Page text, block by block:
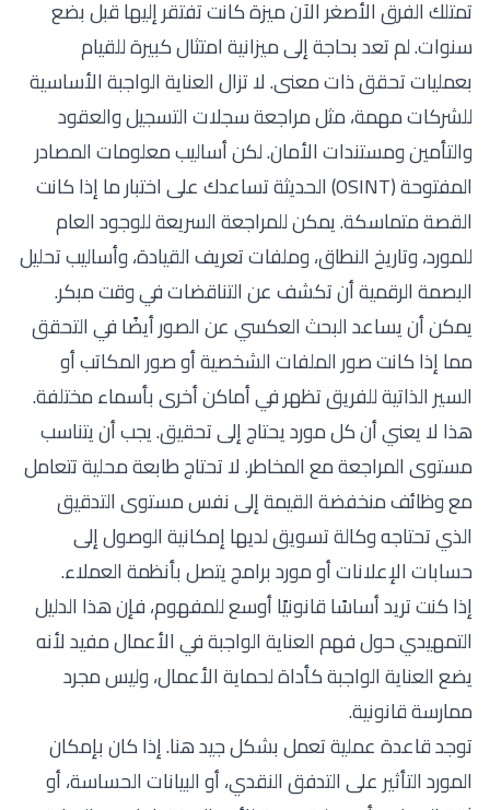
تمتلك الفرق الأصغر الآن ميزة كانت تفتقر إليها قبل بضع
سنوات. لم تعد بحاجة إلى ميزانية امتثال كبيرة للقيام
بعمليات تحقق ذات معنى. لا تزال العناية الواجبة الأساسية
للشركات مهمة، مثل مراجعة سجلات التسجيل والعقود
والتأمين ومستندات الأمان. لكن أساليب معلومات المصادر
المفتوحة (OSINT) الحديثة تساعدك على اختبار ما إذا كانت
القصة متماسكة. يمكن للمراجعة السريعة للوجود العام
للمورد، وتاريخ النطاق، وملفات تعريف القيادة، وأساليب تحليل
البصمة الرقميةأن تكشف عن التناقضات في وقت مبكر.
يمكن أن يساعد البحث العكسي عن الصور أيضًا في التحقق
مما إذا كانت صور الملفات الشخصية أو صور المكاتب أو
السير الذاتية للفريق تظهر في أماكن أخرى بأسماء مختلفة.
هذا لا يعني أن كل مورد يحتاج إلى تحقيق. يجب أن يتناسب
مستوى المراجعة مع المخاطر. لا تحتاج طابعة محلية تتعامل
مع وظائف منخفضة القيمة إلى نفس مستوى التدقيق
الذي تحتاجه وكالة تسويق لديها إمكانية الوصول إلى
حسابات الإعلانات أو مورد برامج يتصل بأنظمة العملاء.
إذا كنت تريد أساسًا قانونيًا أوسع للمفهوم، فإن هذا الدليل
التمهيدي حولفهم العناية الواجبة في الأعمالمفيد لأنه
يضع العناية الواجبة كأداة لحماية الأعمال، وليس مجرد
ممارسة قانونية.
توجد قاعدة عملية تعمل بشكل جيد هنا. إذا كان بإمكان
المورد التأثير على التدفق النقدي، أو البيانات الحساسة، أو